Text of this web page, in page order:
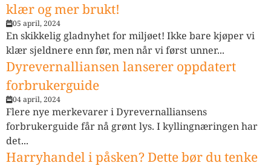
klær og mer brukt!
05 april, 2024
En skikkelig gladnyhet for miljøet! Ikke bare kjøper vi
klær sjeldnere enn før, men når vi først unner...
Dyrevernalliansen lanserer oppdatert
forbrukerguide
04 april, 2024
Flere nye merkevarer i Dyrevernalliansens
forbrukerguide får nå grønt lys. I kyllingnæringen har
det...
Harryhandel i påsken? Dette bør du tenke